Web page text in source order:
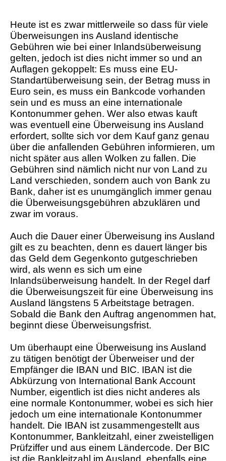
Heute ist es zwar mittlerweile so dass für viele
Überweisungen ins Ausland identische
Gebühren wie bei einer Inlandsüberweisung
gelten, jedoch ist dies nicht immer so und an
Auflagen gekoppelt: Es muss eine EU-
Standartüberweisung sein, der Betrag muss in
Euro sein, es muss ein Bankcode vorhanden
sein und es muss an eine internationale
Kontonummer gehen. Wer also etwas kauft
was eventuell eine Überweisung ins Ausland
erfordert, sollte sich vor dem Kauf ganz genau
über die anfallenden Gebühren informieren, um
nicht später aus allen Wolken zu fallen. Die
Gebühren sind nämlich nicht nur von Land zu
Land verschieden, sondern auch von Bank zu
Bank, daher ist es unumgänglich immer genau
die Überweisungsgebühren abzuklären und
zwar im voraus.
Auch die Dauer einer Überweisung ins Ausland
gilt es zu beachten, denn es dauert länger bis
das Geld dem Gegenkonto gutgeschrieben
wird, als wenn es sich um eine
Inlandsüberweisung handelt. In der Regel darf
die Überweisungszeit für eine Überweisung ins
Ausland längstens 5 Arbeitstage betragen.
Sobald die Bank den Auftrag angenommen hat,
beginnt diese Überweisungsfrist.
Um überhaupt eine Überweisung ins Ausland
zu tätigen benötigt der Überweiser und der
Empfänger die IBAN und BIC. IBAN ist die
Abkürzung von International Bank Account
Number, eigentlich ist dies nicht anderes als
eine normale Kontonummer, wobei es sich hier
jedoch um eine internationale Kontonummer
handelt. Die IBAN ist zusammengestellt aus
Kontonummer, Bankleitzahl, einer zweistelligen
Prüfziffer und aus einem Ländercode. Der BIC